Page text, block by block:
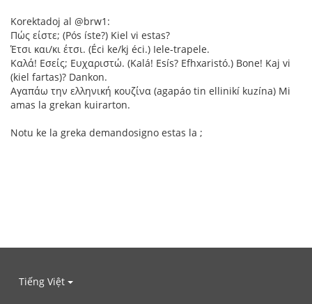
Korektadoj al @brw1:
Πώς είστε; (Pós íste?) Kiel vi estas?
Έτσι και/κι έτσι. (Éci ke/kj éci.) Iele-trapele.
Καλά! Εσείς; Ευχαριστώ. (Kalá! Esís? Efhxaristó.) Bone! Kaj vi
(kiel fartas)? Dankon.
Αγαπάω την ελληνική κουζίνα (agapáo tin ellinikí kuzína) Mi
amas la grekan kuirarton.
Notu ke la greka demandosigno estas la ;
Tiếng Việt